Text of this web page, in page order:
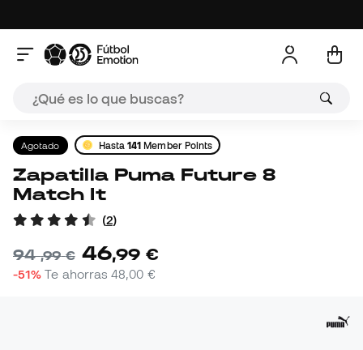
Agotado Hasta141 Member Points
Zapatilla Puma Future 8
Match It
(2)
94,99 € 46,99 €
-51% Te ahorras48,00 €